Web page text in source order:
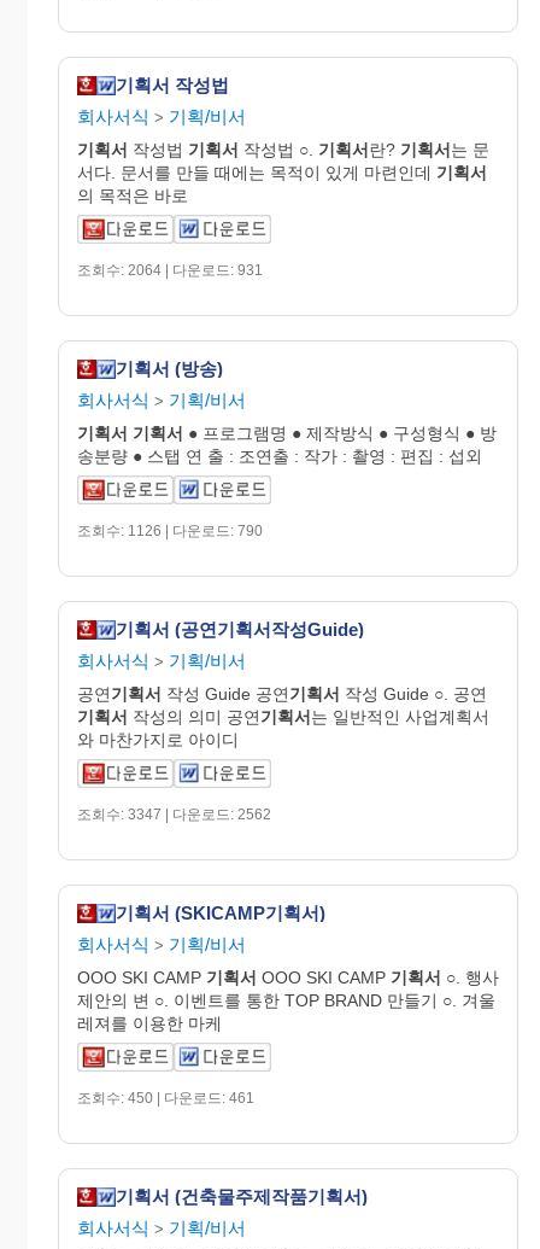
기획서 작성법
회사서식 > 기획/비서
기획서 작성법 기획서 작성법 ○. 기획서란? 기획서는 문
서다. 문서를 만들 때에는 목적이 있게 마련인데 기획서
의 목적은 바로
조회수: 2064 | 다운로드: 931
기획서 (방송)
회사서식 > 기획/비서
기획서 기획서 ● 프로그램명 ● 제작방식 ● 구성형식 ● 방
송분량 ● 스탭 연 출 : 조연출 : 작가 : 촬영 : 편집 : 섭외
조회수: 1126 | 다운로드: 790
기획서 (공연기획서작성Guide)
회사서식 > 기획/비서
공연기획서 작성 Guide 공연기획서 작성 Guide ○. 공연
기획서 작성의 의미 공연기획서는 일반적인 사업계획서
와 마찬가지로 아이디
조회수: 3347 | 다운로드: 2562
기획서 (SKICAMP기획서)
회사서식 > 기획/비서
OOO SKI CAMP 기획서 OOO SKI CAMP 기획서 ○. 행사
제안의 변 ○. 이벤트를 통한 TOP BRAND 만들기 ○. 겨울
레져를 이용한 마케
조회수: 450 | 다운로드: 461
기획서 (건축물주제작품기획서)
회사서식 > 기획/비서